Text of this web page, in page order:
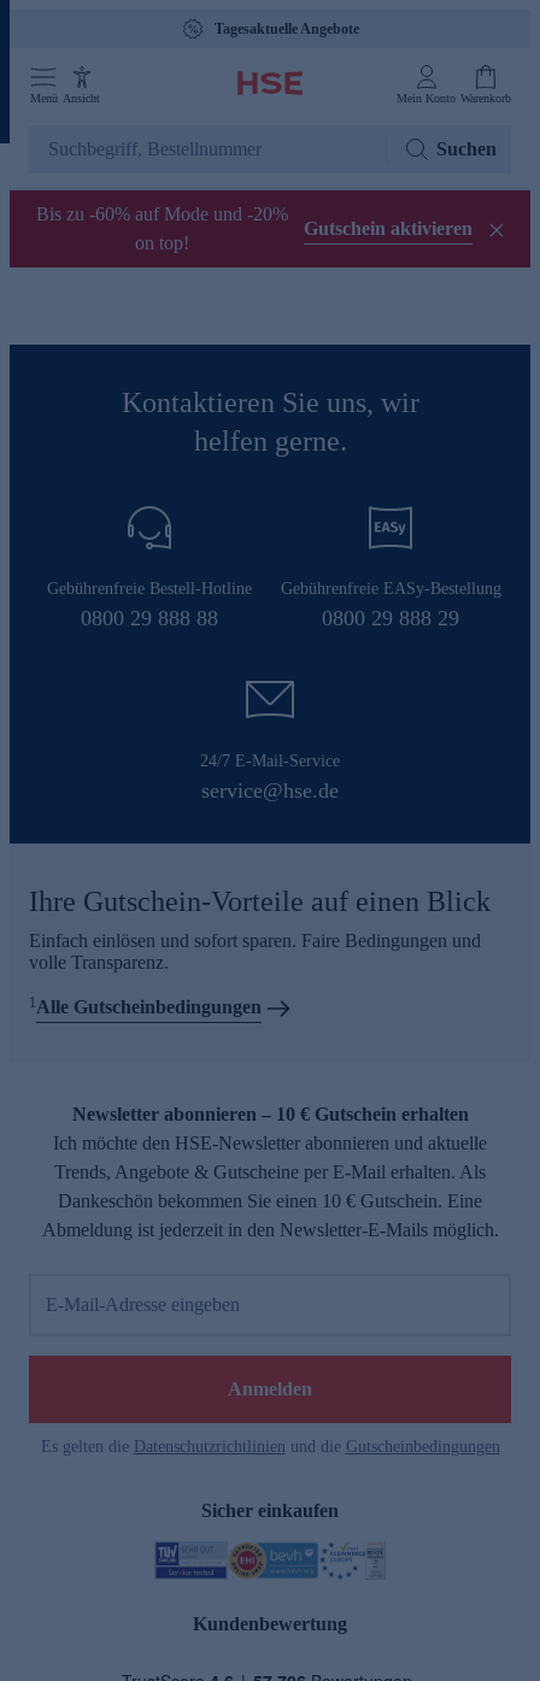
Tagesaktuelle Angebote
Menü Ansicht Mein Konto Warenkorb
Suchen
Bis zu -60% auf Mode und -20%
on top!
Gutschein aktivieren
Kontaktieren Sie uns, wir
helfen gerne.
Gebührenfreie Bestell-Hotline
0800 29 888 88
Gebührenfreie EASy-Bestellung
0800 29 888 29
24/7 E-Mail-Service
service@hse.de
Ihre Gutschein-Vorteile auf einen Blick
Einfach einlösen und sofort sparen. Faire Bedingungen und
volle Transparenz.
1Alle Gutscheinbedingungen
Newsletter abonnieren – 10 € Gutschein erhalten
Ich möchte den HSE-Newsletter abonnieren und aktuelle
Trends, Angebote & Gutscheine per E-Mail erhalten. Als
Dankeschön bekommen Sie einen 10 € Gutschein. Eine
Abmeldung ist jederzeit in den Newsletter-E-Mails möglich.
E-Mail-Adresse eingeben
Anmelden
Es gelten die Datenschutzrichtlinien und die Gutscheinbedingungen
Sicher einkaufen
Kundenbewertung